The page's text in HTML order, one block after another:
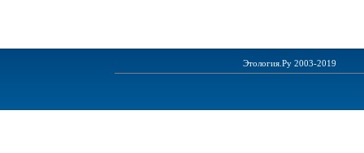
Этология.Ру 2003-2019